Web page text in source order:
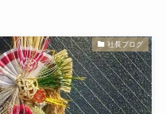
社長ブログ